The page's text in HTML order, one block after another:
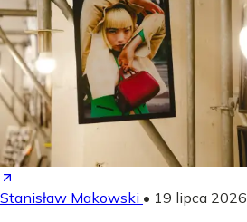
Stanisław Makowski • 19 lipca 2026